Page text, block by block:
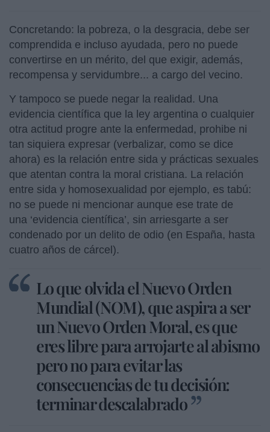
Concretando: la pobreza, o la desgracia, debe ser
comprendida e incluso ayudada, pero no puede
convertirse en un mérito, del que exigir, además,
recompensa y servidumbre... a cargo del vecino.
Y tampoco se puede negar la realidad. Una
evidencia científica que la ley argentina o cualquier
otra actitud progre ante la enfermedad, prohibe ni
tan siquiera expresar (verbalizar, como se dice
ahora) es la relación entre sida y prácticas sexuales
que atentan contra la moral cristiana. La relación
entre sida y homosexualidad por ejemplo, es tabú:
no se puede ni mencionar aunque ese trate de
una ‘evidencia científica’, sin arriesgarte a ser
condenado por un delito de odio (en España, hasta
cuatro años de cárcel).
Lo que olvida el Nuevo Orden
Mundial (NOM), que aspira a ser
un Nuevo Orden Moral, es que
eres libre para arrojarte al abismo
pero no para evitar las
consecuencias de tu decisión:
terminar descalabrado